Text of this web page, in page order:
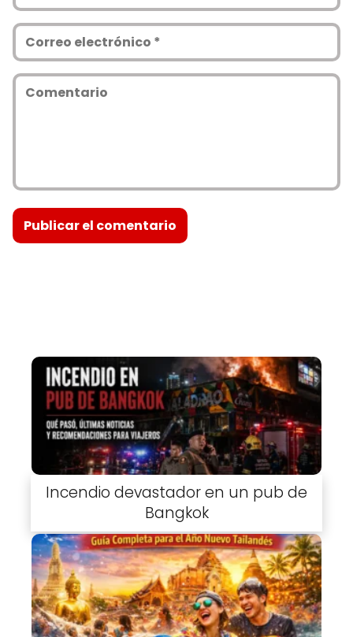
Incendio devastador en un pub de
Bangkok